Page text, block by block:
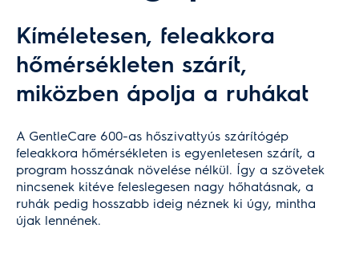
Kíméletesen, feleakkora
hőmérsékleten szárít,
miközben ápolja a ruhákat
A GentleCare 600-as hőszivattyús szárítógép
feleakkora hőmérsékleten is egyenletesen szárít, a
program hosszának növelése nélkül. Így a szövetek
nincsenek kitéve feleslegesen nagy hőhatásnak, a
ruhák pedig hosszabb ideig néznek ki úgy, mintha
újak lennének.